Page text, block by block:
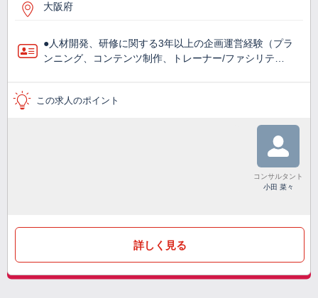
大阪府
●人材開発、研修に関する3年以上の企画運営経験（プラ
ンニング、コンテンツ制作、トレーナー/ファシリテ…
この求人のポイント
コンサルタント
小田 菜々
詳しく見る